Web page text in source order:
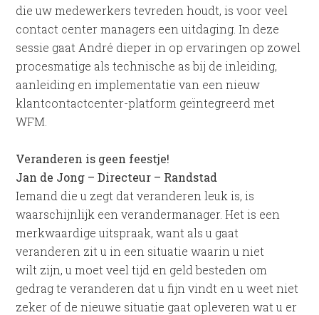
die uw medewerkers tevreden houdt, is voor veel
contact center managers een uitdaging. In deze
sessie gaat André dieper in op ervaringen op zowel
procesmatige als technische as bij de inleiding,
aanleiding en implementatie van een nieuw
klantcontactcenter-platform geïntegreerd met
WFM.
Veranderen is geen feestje!
Jan de Jong – Directeur – Randstad
Iemand die u zegt dat veranderen leuk is, is
waarschijnlijk een verandermanager. Het is een
merkwaardige uitspraak, want als u gaat
veranderen zit u in een situatie waarin u niet
wilt zijn, u moet veel tijd en geld besteden om
gedrag te veranderen dat u fijn vindt en u weet niet
zeker of de nieuwe situatie gaat opleveren wat u er